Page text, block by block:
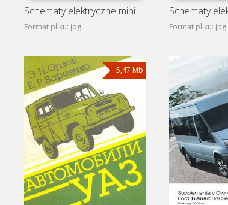
Schematy elektryczne minibusów Volkswagen Danfo, Volkswagen
Format pliku: jpg Format pliku: jpg
5,47 Mb